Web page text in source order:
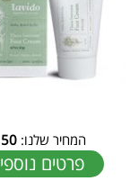
המחיר שלנו: 50
פרטים